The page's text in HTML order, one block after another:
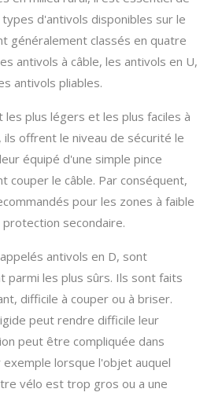
d'antivols disponibles sur le
généralement classés en quatre
antivols à câble, les antivols en U,
antivols pliables.
les plus légers et les plus faciles à
offrent le niveau de sécurité le
équipé d'une simple pince
couper le câble. Par conséquent,
pour les zones à faible
secondaire.
antivols en D, sont
parmi les plus sûrs. Ils sont faits
difficile à couper ou à briser.
peut rendre difficile leur
peut être compliquée dans
lorsque l'objet auquel
vélo est trop gros ou a une